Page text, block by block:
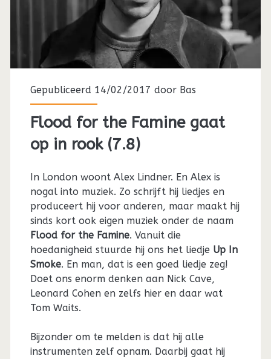
Gepubliceerd 14/02/2017 door Bas
Flood for the Famine gaat
op in rook (7.8)
In London woont Alex Lindner. En Alex is
nogal into muziek. Zo schrijft hij liedjes en
produceert hij voor anderen, maar maakt hij
sinds kort ook eigen muziek onder de naam
Flood for the Famine. Vanuit die
hoedanigheid stuurde hij ons het liedje Up In
Smoke. En man, dat is een goed liedje zeg!
Doet ons enorm denken aan Nick Cave,
Leonard Cohen en zelfs hier en daar wat
Tom Waits.
Bijzonder om te melden is dat hij alle
instrumenten zelf opnam. Daarbij gaat hij